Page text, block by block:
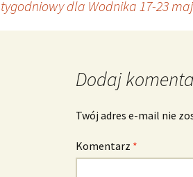
dla Wodnika 17-23
Dodaj
Twój adres e-mail nie
Komentarz *